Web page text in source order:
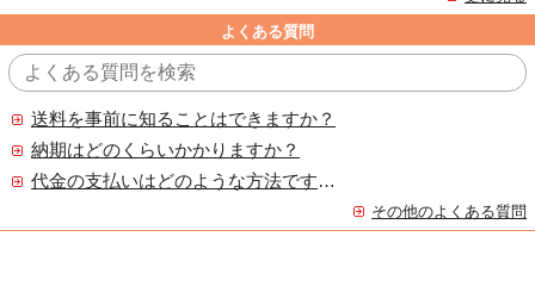
よくある質問
送料を事前に知ることはできますか？
納期はどのくらいかかりますか？
代金の支払いはどのような方法ですか？
その他のよくある質問